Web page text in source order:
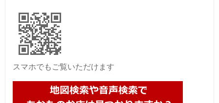
スマホでもご覧いただけます